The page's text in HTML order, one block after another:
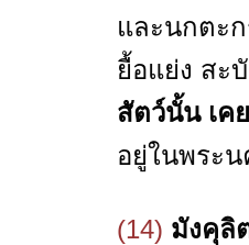
และนกตะ
ยื้อแย่ง สะ
สัตว์นั้น เค
อยู่ในพระ
(14) มังคุลิ